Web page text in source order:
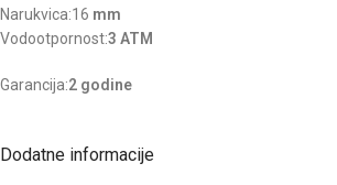
Narukvica:16 mm
Vodootpornost:3 ATM
Garancija:2 godine
Dodatne informacije